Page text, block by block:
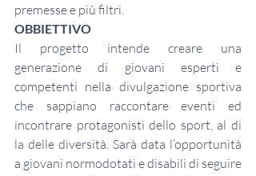
premesse e più filtri.
OBBIETTIVO
Il progetto intende creare una
generazione di giovani esperti e
competenti nella divulgazione sportiva
che sappiano raccontare eventi ed
incontrare protagonisti dello sport, al di
la delle diversità. Sarà data l’opportunità
a giovani normodotati e disabili di seguire